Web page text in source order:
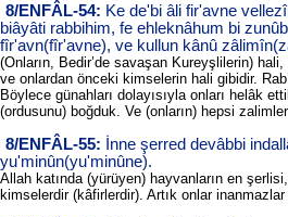
8/ENFÂL-54: Ke de'bi âli fir'avne
biâyâti rabbihim, fe ehleknâhum bi
fîr'avn(fîr'avne), ve kullun kânû
(Onların, Bedir’de savaşan Kureyşlilerin)
ve onlardan önceki kimselerin hali gibidir.
Böylece günahları dolayısıyla onları helâk
(ordusunu) boğduk. Ve (onların) hepsi
8/ENFÂL-55: İnne şerred devâbbi
yu'minûn(yu'minûne).
Allah katında (yürüyen) hayvanların en
kimselerdir (kâfirlerdir). Artık onlar inanmazlar